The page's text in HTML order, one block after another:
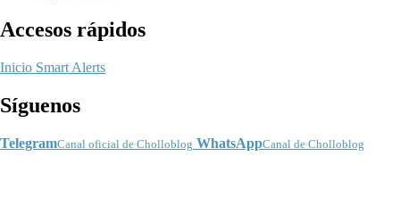
Accesos rápidos
Inicio Smart Alerts
Síguenos
TelegramCanal oficial de Cholloblog WhatsAppCanal de Cholloblog